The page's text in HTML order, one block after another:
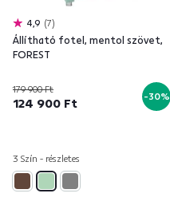
4,9 7
Állítható fotel, mentol szövet,
FOREST
179 900 Ft
124 900 Ft -30%
3 Szín - részletes